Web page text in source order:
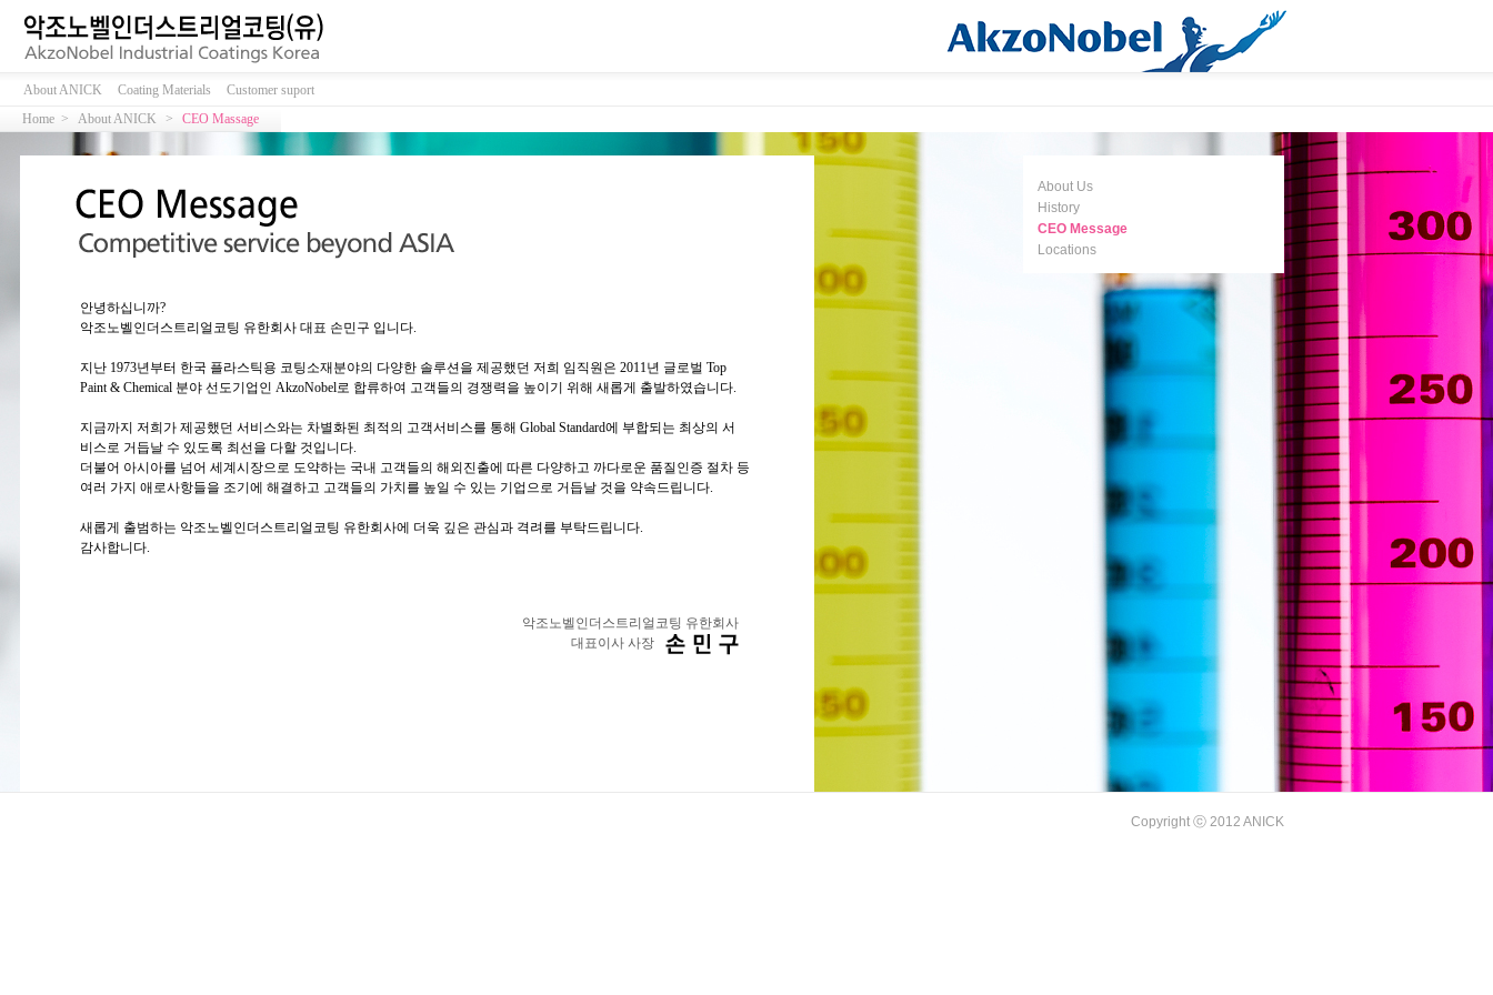
안녕하십니까?
악조노벨인더스트리얼코팅 유한회사 대표 손민구 입니다.
지난 1973년부터 한국 플라스틱용 코팅소재분야의 다양한 솔루션을 제공했던 저희 임직원은 2011년 글로벌 Top
Paint & Chemical 분야 선도기업인 AkzoNobel로 합류하여 고객들의 경쟁력을 높이기 위해 새롭게 출발하였습니다.
지금까지 저희가 제공했던 서비스와는 차별화된 최적의 고객서비스를 통해 Global Standard에 부합되는 최상의 서
비스로 거듭날 수 있도록 최선을 다할 것입니다.
더불어 아시아를 넘어 세계시장으로 도약하는 국내 고객들의 해외진출에 따른 다양하고 까다로운 품질인증 절차 등
여러 가지 애로사항들을 조기에 해결하고 고객들의 가치를 높일 수 있는 기업으로 거듭날 것을 약속드립니다.
새롭게 출범하는 악조노벨인더스트리얼코팅 유한회사에 더욱 깊은 관심과 격려를 부탁드립니다.
감사합니다.
악조노벨인더스트리얼코팅 유한회사
대표이사 사장
About Us
History
CEO Message
Locations
About ANICK Coating Materials
Customer suport
Home >
About ANICK > CEO Massage
Copyright ⓒ 2012 ANICK